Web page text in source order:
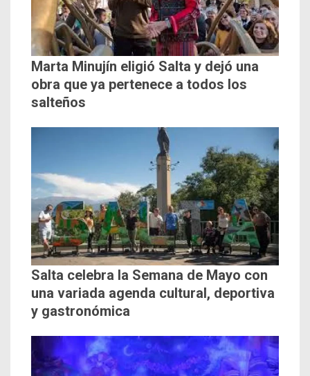
Marta Minujín eligió Salta y dejó una
obra que ya pertenece a todos los
salteños
Salta celebra la Semana de Mayo con
una variada agenda cultural, deportiva
y gastronómica